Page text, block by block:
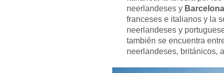
neerlandeses y Barcelona
franceses e italianos y la
neerlandeses y
también se encuentra
neerlandeses, británicos,